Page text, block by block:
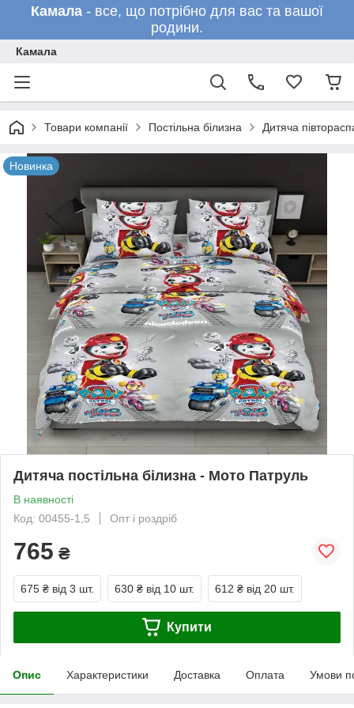
Камала - все, що потрібно для вас та вашої
родини.
Камала
Товари компанії Постільна білизна Дитяча
Новинка
Дитяча постільна білизна - Мото Патруль
В наявності
Код: 00455-1,5
Опт і роздріб
765 ₴
675 ₴ від 3 шт. 630 ₴ від 10 шт. 612 ₴ від 20 шт.
Купити
Опис Характеристики Доставка Оплата Умови